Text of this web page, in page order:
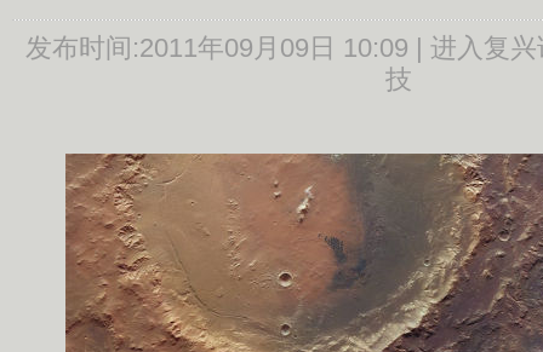
发布时间:2011年09月09日 10:09 | 进入复兴
技